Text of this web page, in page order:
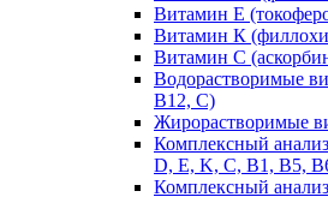
Витамин Е
Витамин К
Витамин С
Водорастворимые
В12, С)
Жирорастворимые
Комплексный
D, E, K, C, B1, B5,
Комплексный